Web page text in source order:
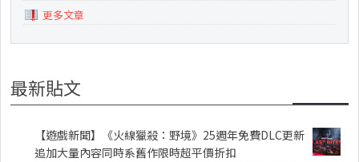
更多文章
最新貼文
【遊戲新聞】《火線獵殺：野境》25週年免費DLC更新
追加大量內容同時系舊作限時超平價折扣